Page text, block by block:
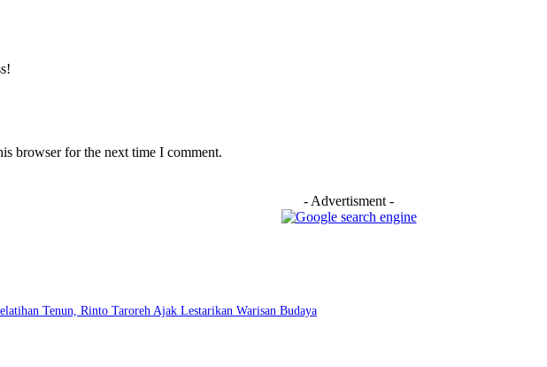
browser for the next time I comment.
- Advertisment -
Tenun, Rinto Taroreh Ajak Lestarikan Warisan Budaya